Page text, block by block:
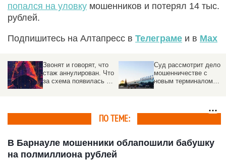
попался на уловку мошенников и потерял 14 тыс.
рублей.
Подпишитесь на Алтапресс в Телеграме и в Max
Звонят и говорят, что
стаж аннулирован. Что
за схема появилась в
Суд рассмотрит дело о
мошенничестве с
новым терминалом
ПО ТЕМЕ:
В Барнауле мошенники облапошили бабушку
на полмиллиона рублей